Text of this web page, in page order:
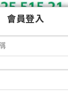
會員登入